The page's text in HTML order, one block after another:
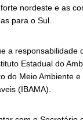
nordeste e as
para o Sul.
a responsabilidade
Estadual do
do Meio Ambiente
(IBAMA).